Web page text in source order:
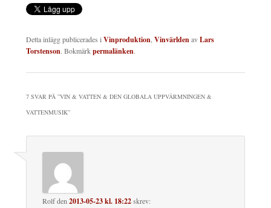
Detta inlägg publicerades i Vinproduktion VinvärldenavLars
Torstenson. Bokmärkpermalänken.
7 SVAR PÅ ”VIN & VATTEN & DEN GLOBALA UPPVÄRMNINGEN &
VATTENMUSIK”
Rolfden 2013-05-23 kl. 18:22skrev: